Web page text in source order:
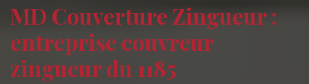
MD Couverture Zingueur :
entreprise couvreur
zingueur du 1185